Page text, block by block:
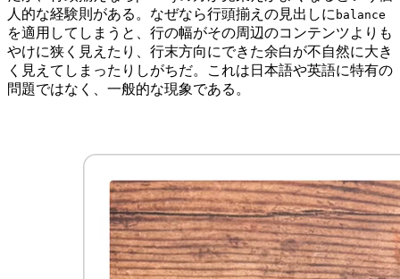
人的な経験則がある。なぜなら行頭揃えの見出しに balance
を適用してしまうと、行の幅がその周辺のコンテンツよりも
やけに狭く見えたり、行末方向にできた余白が不自然に大き
く見えてしまったりしがちだ。これは日本語や英語に特有の
問題ではなく、一般的な現象である。